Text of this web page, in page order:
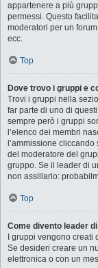
appartenere a più
permessi. Questo
moderatori per un
ecc.
Top
Dove trovo i gruppi e
Trovi i gruppi nella
far parte di uno di
sempre però i gruppi
l’elenco dei membri
l’ammissione
del moderatore del
gruppo. Se il leader di
non assillarlo:
Top
Come divento leader
I gruppi vengono
Se desideri creare un
elettronica o con un